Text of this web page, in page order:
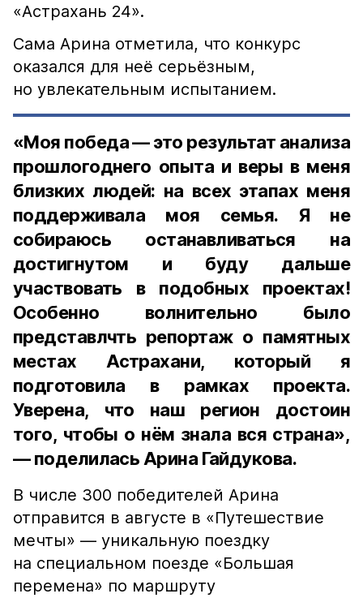
«Астрахань 24».
Сама Арина отметила, что конкурс
оказался для неё серьёзным,
но увлекательным испытанием.
«Моя победа — это результат анализа
прошлогоднего опыта и веры в меня
близких людей: на всех этапах меня
поддерживала моя семья. Я не
собираюсь останавливаться на
достигнутом и буду дальше
участвовать в подобных проектах!
Особенно волнительно было
представлчть репортаж о памятных
местах Астрахани, который я
подготовила в рамках проекта.
Уверена, что наш регион достоин
того, чтобы о нём знала вся страна»,
— поделилась Арина Гайдукова.
В числе 300 победителей Арина
отправится в августе в «Путешествие
мечты» — уникальную поездку
на специальном поезде «Большая
перемена» по маршруту